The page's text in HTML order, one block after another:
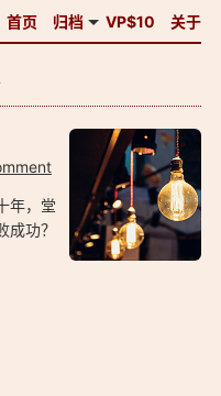
首页 归档 VP$10 关于
年，堂
功？